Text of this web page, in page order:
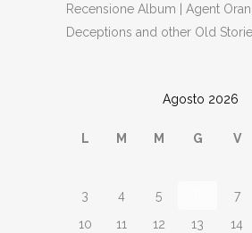
Recensione Album | Agent
Deceptions and other Old
Agosto 2026
L M M G V
3
4 5 7
10
11 12 13 14